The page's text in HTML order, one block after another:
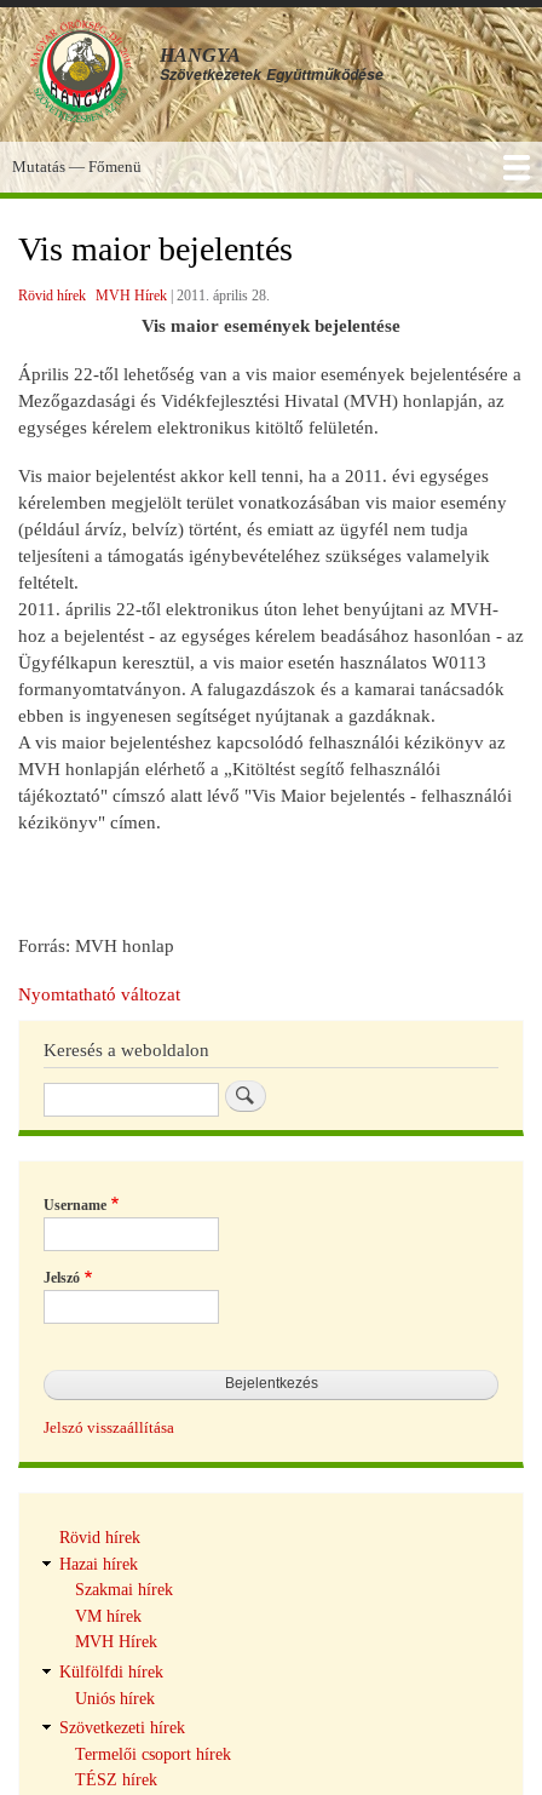
Ugrás
a
tartalomra
HANGYA
Szövetkezetek Együttműködése
Főmenü
Mutatás — Főmenü
Vis maior bejelentés
Rövid hírek MVH Hírek 2011. április 28.
Vis maior események bejelentése
Április 22-től lehetőség van a vis maior események bejelentésére a
Mezőgazdasági és Vidékfejlesztési Hivatal (MVH) honlapján, az
egységes kérelem elektronikus kitöltő felületén.
Vis maior bejelentést akkor kell tenni, ha a 2011. évi egységes
kérelemben megjelölt terület vonatkozásában vis maior esemény
(például árvíz, belvíz) történt, és emiatt az ügyfél nem tudja
teljesíteni a támogatás igénybevételéhez szükséges valamelyik
feltételt.
2011. április 22-től elektronikus úton lehet benyújtani az MVH-
hoz a bejelentést - az egységes kérelem beadásához hasonlóan - az
Ügyfélkapun keresztül, a vis maior esetén használatos W0113
formanyomtatványon. A falugazdászok és a kamarai tanácsadók
ebben is ingyenesen segítséget nyújtanak a gazdáknak.
A vis maior bejelentéshez kapcsolódó felhasználói kézikönyv az
MVH honlapján elérhető a „Kitöltést segítő felhasználói
tájékoztató" címszó alatt lévő "Vis Maior bejelentés - felhasználói
kézikönyv" címen.
Forrás: MVH honlap
Nyomtatható változat
Keresés a weboldalon
Username
Jelszó
Jelszó visszaállítása
navigáció
Rövid hírek
Hazai hírek
Szakmai hírek
VM hírek
MVH Hírek
Külfölfdi hírek
Uniós hírek
Szövetkezeti hírek
Termelői csoport hírek
TÉSZ hírek